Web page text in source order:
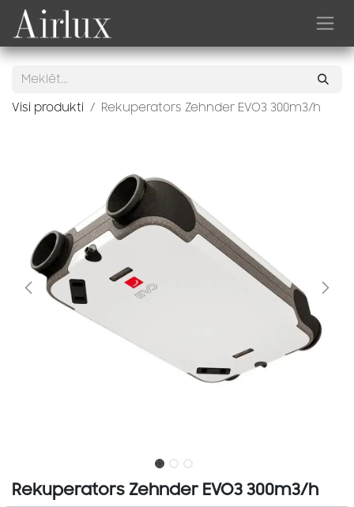
Skip to Content
Visi produkti Rekuperators Zehnder EVO3 300m3/h
Rekuperators Zehnder EVO3 300m3/h